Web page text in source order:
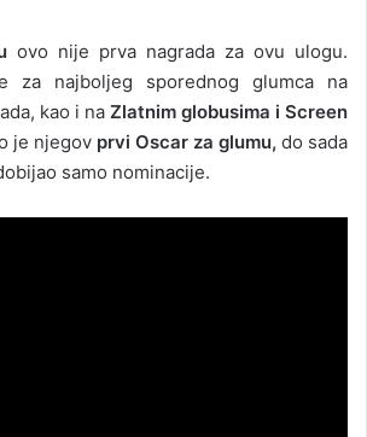
ovo nije prva nagrada za ovu ulogu.
za najboljeg sporednog glumca na
kao i na Zlatnim globusima i Screen
je njegov prvi Oscar za glumu, do sada
samo nominacije.